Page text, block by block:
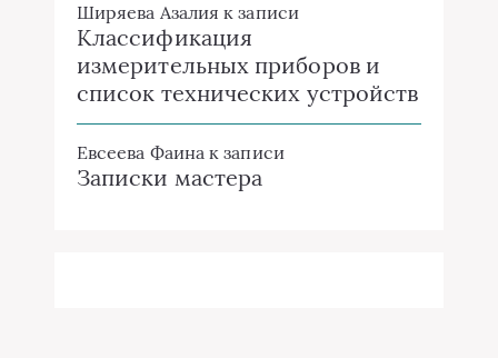
Ширяева Азалия к записи
Классификация
измерительных приборов и
список технических устройств
Евсеева Фаина к записи
Записки мастера